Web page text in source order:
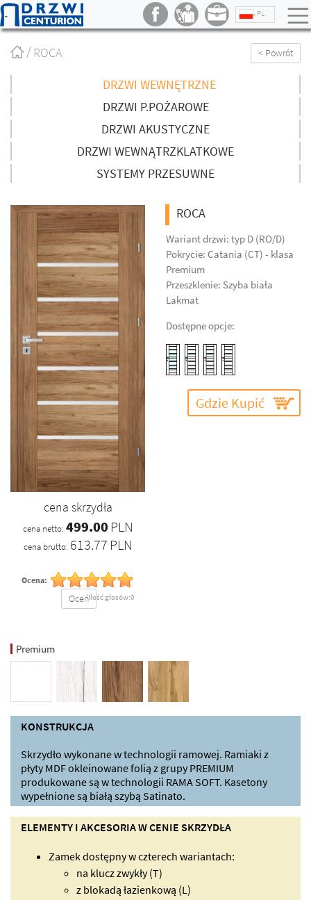
PL
StronaROCA < Powrót
DRZWI WEWNĘTRZNE
DRZWI P.POŻAROWE
DRZWI AKUSTYCZNE
DRZWI WEWNĄTRZKLATKOWE
SYSTEMY PRZESUWNE
cena skrzydła
cena netto: 499.00 PLN
cena brutto: 613.77 PLN
Ocena:
Ilość głosów:0
Oceń
ROCA
Wariant drzwi: typ D (RO/D)
Pokrycie: Catania (CT) - klasa
Premium
Przeszklenie: Szyba biała
Lakmat
Dostępne opcje:
Gdzie Kupić
Premium
KONSTRUKCJA
Skrzydło wykonane w technologii ramowej. Ramiaki z
płyty MDF okleinowane folią z grupy PREMIUM
produkowane są w technologii RAMA SOFT. Kasetony
wypełnione są białą szybą Satinato.
ELEMENTY I AKCESORIA W CENIE SKRZYDŁA
Zamek dostępny w czterech wariantach:
na klucz zwykły (T)
z blokadą łazienkową (L)